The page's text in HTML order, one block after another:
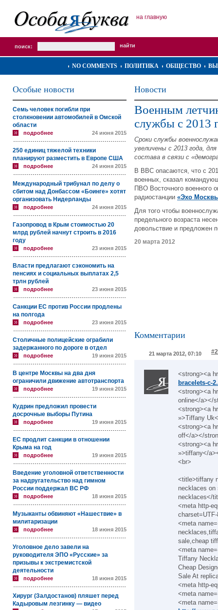
на главную
поиск:
NO COMMENTS ПОЛИТИКА ОБЩЕСТВО
Особые новости
Семь человек погибли при
столкновении автомобилей в Омской
области
подробнее 24 июня 2015
250 единиц тяжелой техники
планируют разместить в Европе США
подробнее 24 июня 2015
Международный трибунал по делу о
сбитом над Донбассом «Боинге» хотят
организовать Нидерланды
подробнее 24 июня 2015
Газопровод в Крым стоимостью 20
млрд рублей начнут строить в 2016
году
подробнее 23 июня 2015
Власти предлагают сэкономить на
пенсиях и социальных выплатах 2,5
трлн рублей
подробнее 23 июня 2015
Санкции ЕС против России продлены
на полгода
подробнее 23 июня 2015
Столичные полицейские ограбили
задержанного по дороге в отдел
подробнее 19 июня 2015
В центре Москвы на два дня
ограничили движение автотранспорта
подробнее 19 июня 2015
Кудрин предложил провести
досрочные выборы Путина
подробнее 19 июня 2015
ЕС продлит санкции в отношении
Крыма на год
подробнее 19 июня 2015
Введение уголовной ответственности
за надругательство над гимном
России поддержал ВС РФ
подробнее 18 июня 2015
Музыканты обвиняют «Нашествие» в
милитаризации
подробнее 18 июня 2015
Уголовное дело завели на
руководителя ЭПО «Русские» за
призывы к экстремистской
деятельности
подробнее 18 июня 2015
Хирург (Залдостанов) пляшет перед
Кадыровым лезгинку — видео
Новости
Военным
службы с 2013
Сроки службы
увеличены с 2013 года,
состава в связи с
В ВВС опасаются, что с
военных, сказал
ПВО Восточного военного
радиостанции «Эхо
Для того чтобы
предельного возраста
довольствие и предложен
20 марта 2012
Комментарии
21 марта 2012, 07:10
<strong><a
bracelets-c-
<strong><a
online</a></
<strong><a
»>Tiffany
<strong><a
off</a></
<strong><a
»>tiffany</
<br>
<title>tiffany
necklaces
necklaces</
<meta http-
<meta
sale,cheap
<meta
Tiffany
Cheap
Sale At
<meta http-
<meta
<meta